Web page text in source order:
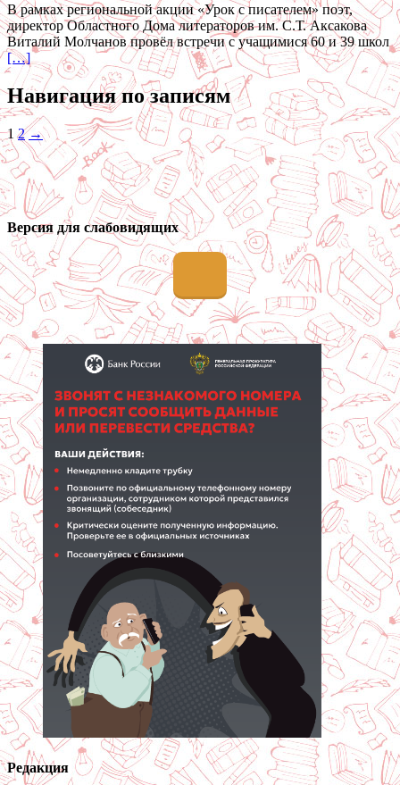
В рамках региональной акции «Урок с писателем» поэт,
директор Областного Дома литераторов им. С.Т. Аксакова
Виталий Молчанов провёл встречи с учащимися 60 и 39 школ
[…]
Навигация по записям
1 2 →
Версия для слабовидящих
Редакция